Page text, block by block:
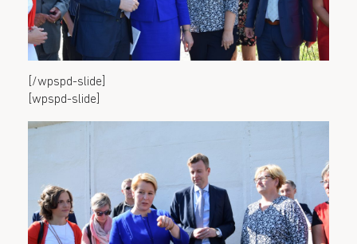
[/wpspd-slide]
[wpspd-slide]